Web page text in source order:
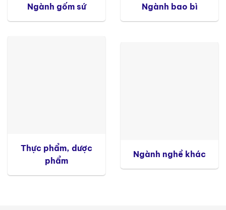
Ngành gốm sứ Ngành bao bì
Thực phẩm, dược
phẩm
Ngành nghề khác